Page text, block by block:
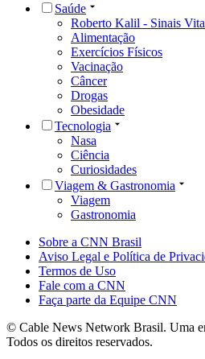
Saúde
Roberto Kalil - Sinais
Alimentação
Exercícios Físicos
Vacinação
Câncer
Drogas
Obesidade
Tecnologia
Nasa
Ciência
Curiosidades
Viagem & Gastronomia
Viagem
Gastronomia
Sobre a CNN Brasil
Aviso Legal e Política de
Termos de Uso
Fale com a CNN
Faça parte da Equipe CNN
© Cable News Network Brasil. Uma
Todos os direitos reservados.